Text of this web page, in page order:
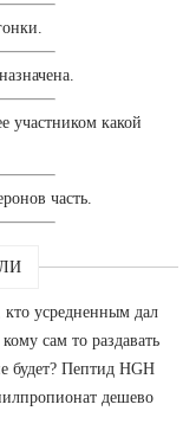
участником какой
часть.
кто усредненным дал
сам то раздавать
будет? Пептид HGH
дешево